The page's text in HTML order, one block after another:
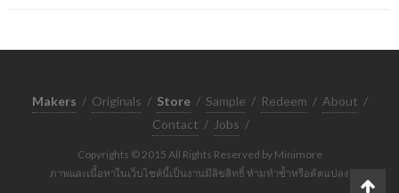
Makers / Originals / Store / Sample / Redeem / About /
Contact / Jobs /
Copyrights © 2015 All Rights Reserved by Minimore
ภาพและเนื้อหาในเว็บไซต์นี้เป็นงานมีลิขสิทธิ์ ห้ามทำซ้ำหรือดัดแปลง